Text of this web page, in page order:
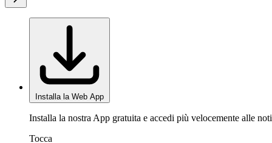
Installa la Web App
Installa la nostra App gratuita e accedi più velocemente alle
Tocca